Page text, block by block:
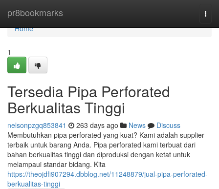
pr8bookmarks
Home
Home
1
Tersedia Pipa Perforated
Berkualitas Tinggi
nelsonpzgq853841 263 days ago News
Discuss
Membutuhkan pipa perforated yang kuat? Kami adalah supplier
terbaik untuk barang Anda. Pipa perforated kami terbuat dari
bahan berkualitas tinggi dan diproduksi dengan ketat untuk
melampaui standar bidang. Kita
https://theojdfi907294.dbblog.net/11248879/jual-pipa-perforated-
berkualitas-tinggi